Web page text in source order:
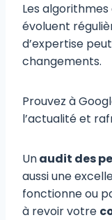
Les
évoluent
d’expertise
changements.
Prouvez à
l’actualité et
Unaudit des
aussi une
fonctionne ou
à revoir votre